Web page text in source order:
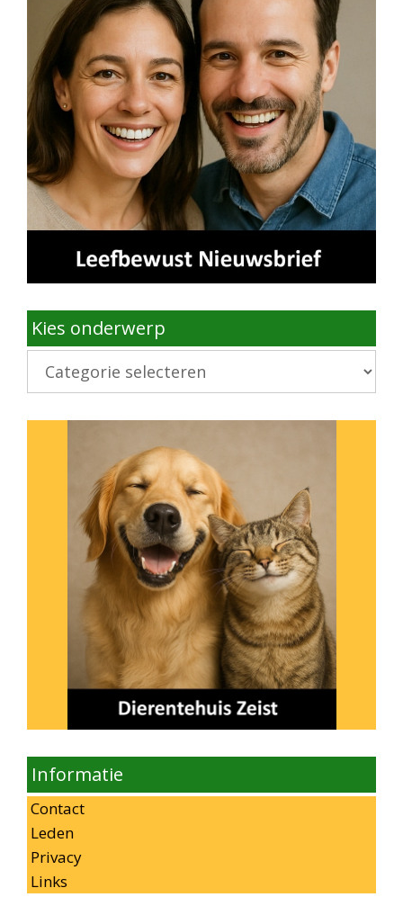
Kies onderwerp
Kies
onderwerp
Informatie
Contact
Leden
Privacy
Links